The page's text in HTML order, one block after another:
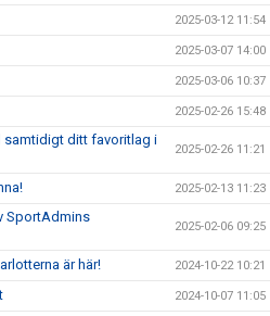
2025-03-12 11:54
2025-03-07 14:00
2025-03-06 10:37
2025-02-26 15:48
ditt favoritlag i
2025-02-26 11:21
2025-02-13 11:23
SportAdmins
2025-02-06 09:25
är här! 2024-10-22 10:21
2024-10-07 11:05